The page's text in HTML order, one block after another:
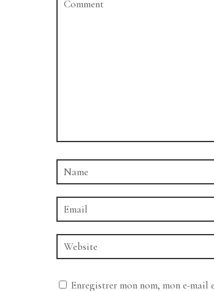
Enregistrer mon nom, mon e-